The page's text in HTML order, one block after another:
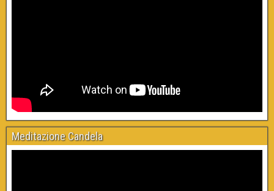
Meditazione Candela